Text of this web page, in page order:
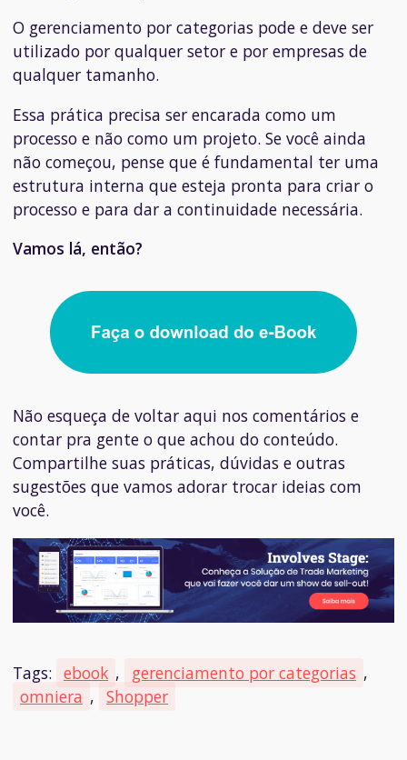
O gerenciamento por categorias pode e deve ser
utilizado por qualquer setor e por empresas de
qualquer tamanho.
Essa prática precisa ser encarada como um
processo e não como um projeto. Se você ainda
não começou, pense que é fundamental ter uma
estrutura interna que esteja pronta para criar o
processo e para dar a continuidade necessária.
Vamos lá, então?
Não esqueça de voltar aqui nos comentários e
contar pra gente o que achou do conteúdo.
Compartilhe suas práticas, dúvidas e outras
sugestões que vamos adorar trocar ideias com
você.
Tags: ebook , gerenciamento por categorias ,
omniera , Shopper